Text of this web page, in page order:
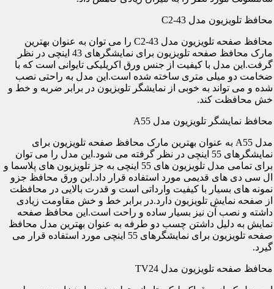
محافظ تلویزیون مدل C2-43
محافظ صفحه تلویزیون مدل C2-43 را می توان به عنوان بهترین
مارک محافظ صفحه تلویزیون برای نمایشگرهای 43 اینچی در نظر
گرفت.این مدل با کیفیت از جنس ورق اکریلیکی تایوانی است که با
ضخامت دو میلی متری ساخته شده است.این مدل به راحتی نصب
شده و می تواند به خوبی از نمایشگر تلویزیون در برابر ضربه و خط و
خش محافظت کند.
محافظ نمایشگر تلویزیون مدل A55
مدل A55 به عنوان بهترین مارک محافظ صفحه تلویزیون برای
نمایشگرهای 55 اینچی در نظر گرفته می شود.این مدل را می توان
برای تمامی مدل تلویزیون های 55 اینچی به جز تلویزیون های پلاسما و
ال سی دی های قدیمی مورد استفاده قرار داد.این ورق محافظ جزو
نمونه های بسیار با کیفیت وارداتی است و قدرت بالایی در محافظت
از صفحه نمایش تلویزیون دارد.در برابر خط و خش مقاومت زیادی
داشته و نصب آن نیز بسیار ساده و راحت است.این محافظ صفحه
نمایش به دلیل داشتن چسب دو طرفه به عنوان بهترین مدل محافظ
صفحه تلویزیون برای نمایشگرهای 55 اینچی مورد استفاده قرار می
گیرد.
محافظ صفحه تلویزیون مدل TV24